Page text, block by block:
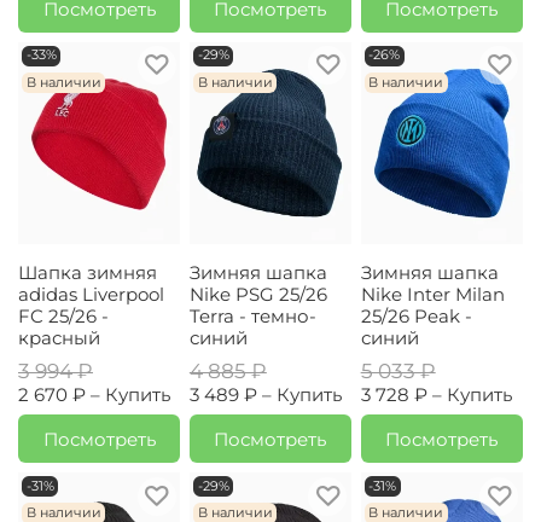
Посмотреть
Посмотреть
Посмотреть
-33%
В наличии
Шапка зимняя
adidas Liverpool
FC 25/26 -
красный
3 994 ₽
2 670 ₽ – Купить
Посмотреть
-29%
В наличии
Зимняя шапка
Nike PSG 25/26
Terra - темно-
синий
4 885 ₽
3 489 ₽ – Купить
Посмотреть
-26%
В наличии
Зимняя шапка
Nike Inter Milan
25/26 Peak -
синий
5 033 ₽
3 728 ₽ – Купить
Посмотреть
-31%
В наличии
-29%
В наличии
-31%
В наличии